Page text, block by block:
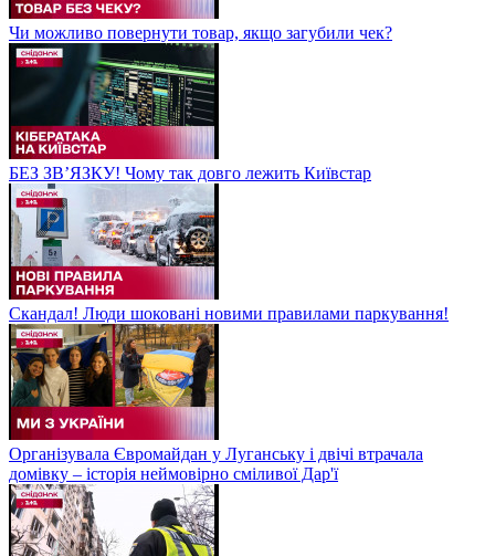
Чи можливо повернути товар, якщо загубили чек?
БЕЗ ЗВʼЯЗКУ! Чому так довго лежить Київстар
Скандал! Люди шоковані новими правилами паркування!
Організувала Євромайдан у Луганську і двічі втрачала
домівку – історія неймовірно сміливої Дар'ї